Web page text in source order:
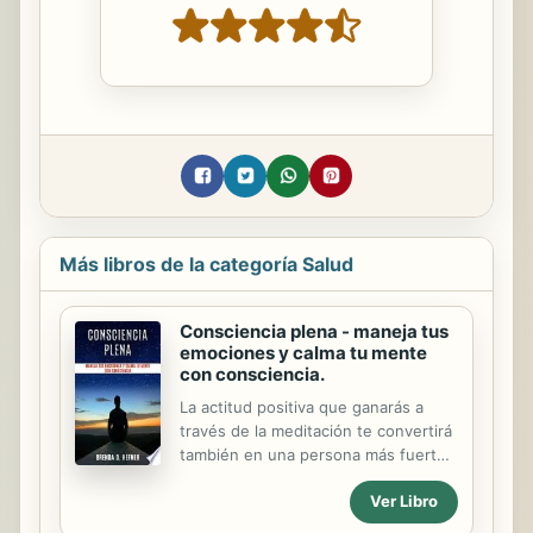
Más libros de la categoría Salud
Consciencia plena - maneja tus
emociones y calma tu mente
con consciencia.
La actitud positiva que ganarás a
través de la meditación te convertirá
también en una persona más fuerte
que podrá afrontar las adversidades
en el futuro y atravesarlas saliendo
ileso. Te darás cuenta de que eres
Ver Libro